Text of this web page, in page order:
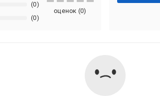
(0)
(0)
оценок (0)